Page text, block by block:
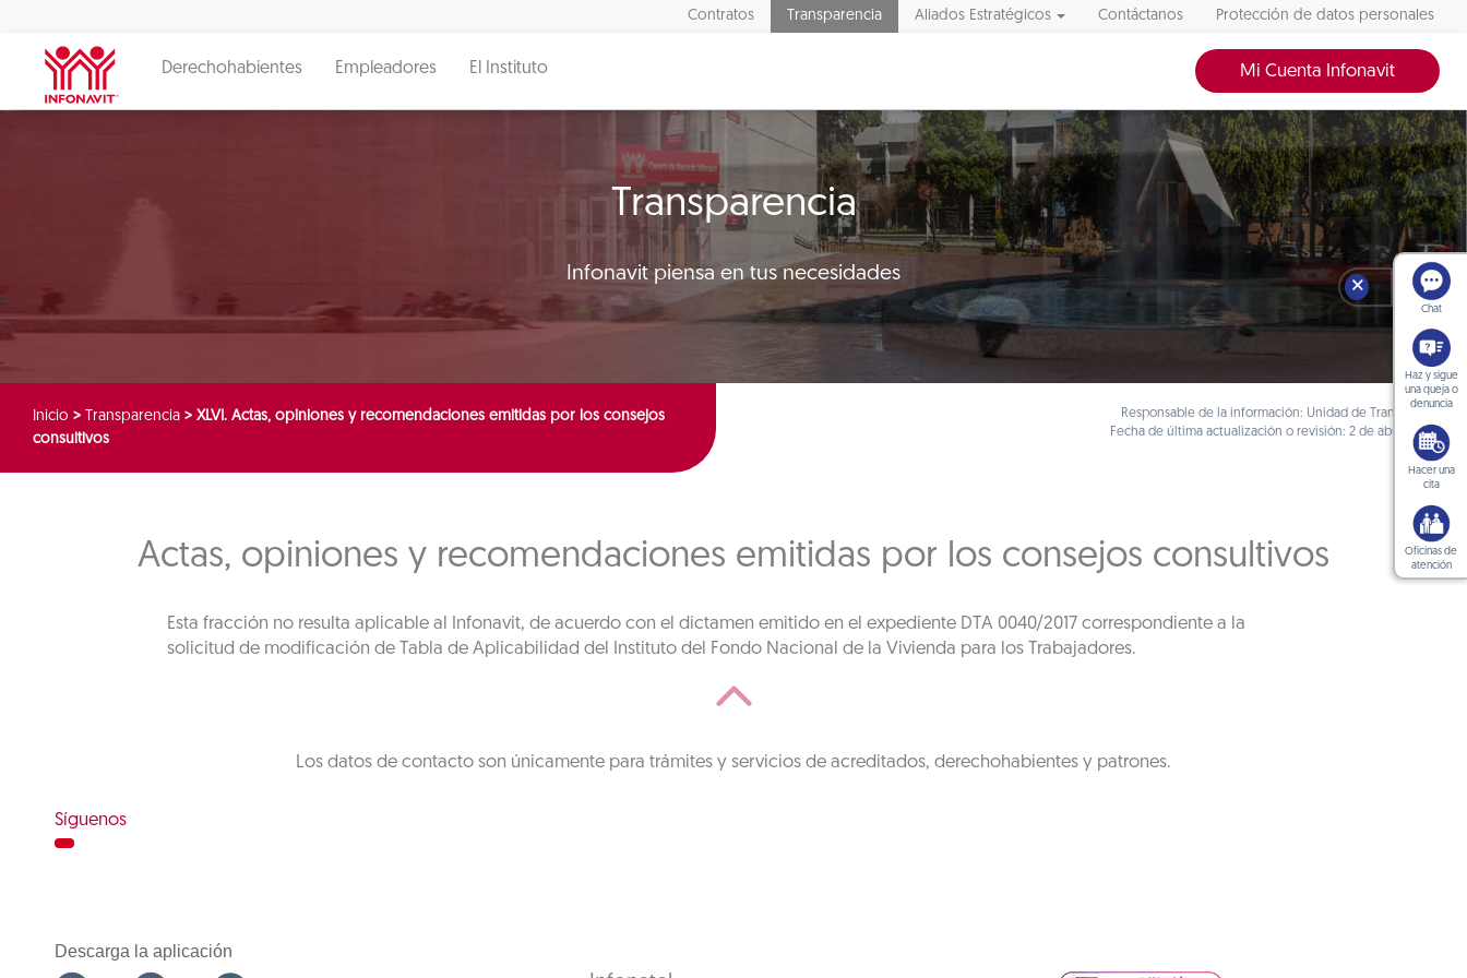
Contratos Transparencia Aliados Estratégicos Contáctanos Protección de datos personales
Derechohabientes Empleadores El Instituto Mi Cuenta Infonavit
Transparencia
Infonavit piensa en tus necesidades
Inicio > Transparencia > XLVI. Actas, opiniones y recomendaciones emitidas por los consejos
consultivos
Responsable de la información: Unidad de Transparencia
Fecha de última actualización o revisión: 2 de abril de 2018
Actas, opiniones y recomendaciones emitidas por los consejos consultivos
Esta fracción no resulta aplicable al Infonavit, de acuerdo con el dictamen emitido en el expediente DTA 0040/2017 correspondiente a la
solicitud de modificación de Tabla de Aplicabilidad del Instituto del Fondo Nacional de la Vivienda para los Trabajadores.
Los datos de contacto son únicamente para trámites y servicios de acreditados, derechohabientes y patrones.
Síguenos
Descarga la aplicación
🗙
Chat
Haz y sigue
una queja o
denuncia
Hacer una
cita
Oficinas de
atención